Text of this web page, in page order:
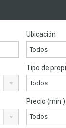
Ubicación
Todos
Tipo de
Todos
Precio (mín.)
Todos